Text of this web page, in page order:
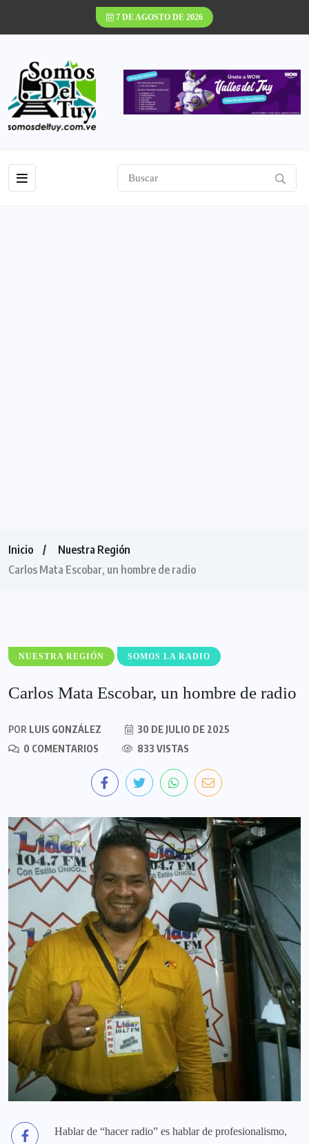
7 DE AGOSTO DE 2026
Inicio
Nuestra Región
Carlos Mata Escobar, un hombre de radio
NUESTRA REGIÓN SOMOS LA RADIO
Carlos Mata Escobar, un hombre de radio
POR LUIS GONZÁLEZ
30 DE JULIO DE 2025
0 COMENTARIOS
833 VISTAS
Hablar de “hacer radio” es hablar de profesionalismo,